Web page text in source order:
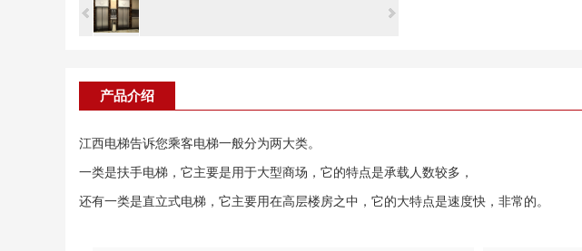
产品介绍
江西电梯告诉您乘客电梯一般分为两大类。
一类是扶手电梯，它主要是用于大型商场，它的特点是承载人数较多，
还有一类是直立式电梯，它主要用在高层楼房之中，它的大特点是速度快，非常的。